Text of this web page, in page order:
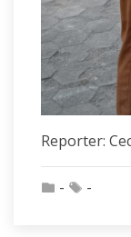
Reporter:
- -